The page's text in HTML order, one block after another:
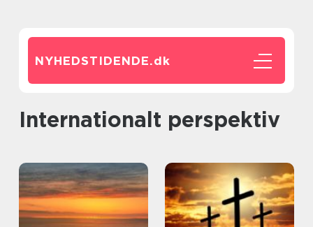
NYHEDSTIDENDE.dk
Internationalt perspektiv